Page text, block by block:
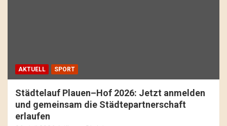
AKTUELL SPORT
Städtelauf Plauen–Hof 2026: Jetzt anmelden
und gemeinsam die Städtepartnerschaft
erlaufen